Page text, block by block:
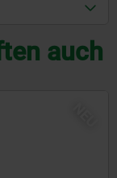
auch